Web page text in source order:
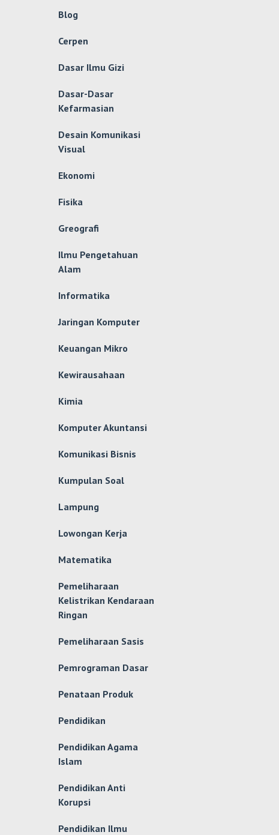
Blog
Cerpen
Dasar Ilmu Gizi
Dasar-Dasar
Kefarmasian
Desain Komunikasi
Visual
Ekonomi
Fisika
Greografi
Ilmu Pengetahuan
Alam
Informatika
Jaringan Komputer
Keuangan Mikro
Kewirausahaan
Kimia
Komputer Akuntansi
Komunikasi Bisnis
Kumpulan Soal
Lampung
Lowongan Kerja
Matematika
Pemeliharaan
Kelistrikan Kendaraan
Ringan
Pemeliharaan Sasis
Pemrograman Dasar
Penataan Produk
Pendidikan
Pendidikan Agama
Islam
Pendidikan Anti
Korupsi
Pendidikan Ilmu